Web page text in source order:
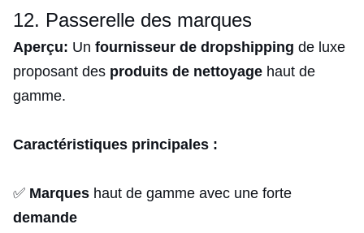
12. Passerelle des marques
Aperçu: Un fournisseur de dropshipping de luxe
proposant des produits de nettoyage haut de
gamme.
Caractéristiques principales :
✅ Marques haut de gamme avec une forte
demande